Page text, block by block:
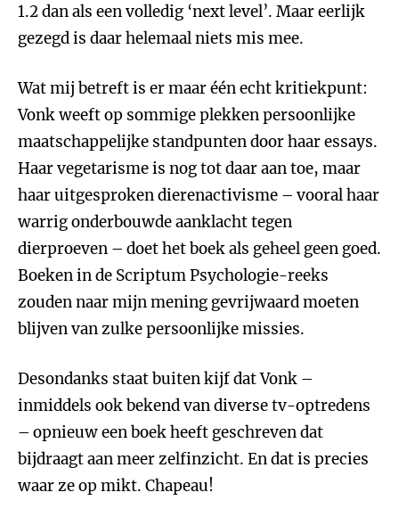
1.2 dan als een volledig ‘next level’. Maar eerlijk
gezegd is daar helemaal niets mis mee.
Wat mij betreft is er maar één echt kritiekpunt:
Vonk weeft op sommige plekken persoonlijke
maatschappelijke standpunten door haar essays.
Haar vegetarisme is nog tot daar aan toe, maar
haar uitgesproken dierenactivisme – vooral haar
warrig onderbouwde aanklacht tegen
dierproeven – doet het boek als geheel geen goed.
Boeken in de Scriptum Psychologie-reeks
zouden naar mijn mening gevrijwaard moeten
blijven van zulke persoonlijke missies.
Desondanks staat buiten kijf dat Vonk –
inmiddels ook bekend van diverse tv-optredens
– opnieuw een boek heeft geschreven dat
bijdraagt aan meer zelfinzicht. En dat is precies
waar ze op mikt. Chapeau!